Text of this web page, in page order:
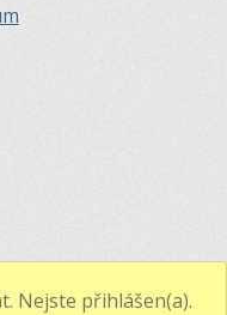
Nejste přihlášen(a).